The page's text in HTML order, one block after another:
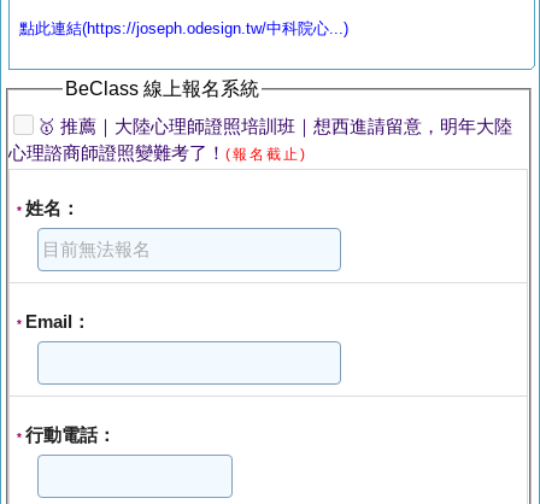
點此連結(https://joseph.odesign.tw/中科院心...)
BeClass 線上報名系統
🥇 推薦｜大陸心理師證照培訓班｜想西進請留意，明年大陸
心理諮商師證照變難考了！ (報名截止)
* 姓名：
* Email：
* 行動電話：